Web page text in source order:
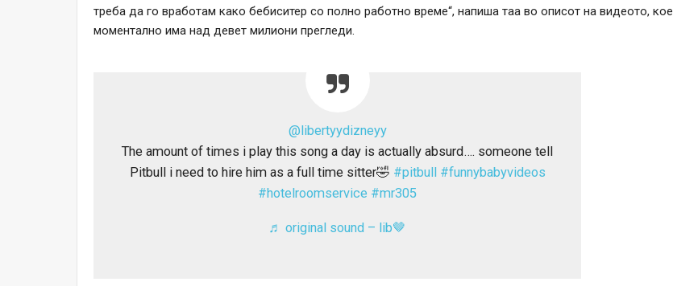
треба да го вработам како бебиситер со полно работно време“, напиша таа во описот на видеото, кое
моментално има над девет милиони прегледи.
@libertyydizneyy
The amount of times i play this song a day is actually absurd…. someone tell
Pitbull i need to hire him as a full time sitter🤣 #pitbull #funnybabyvideos
#hotelroomservice #mr305
♬ original sound – lib🤎